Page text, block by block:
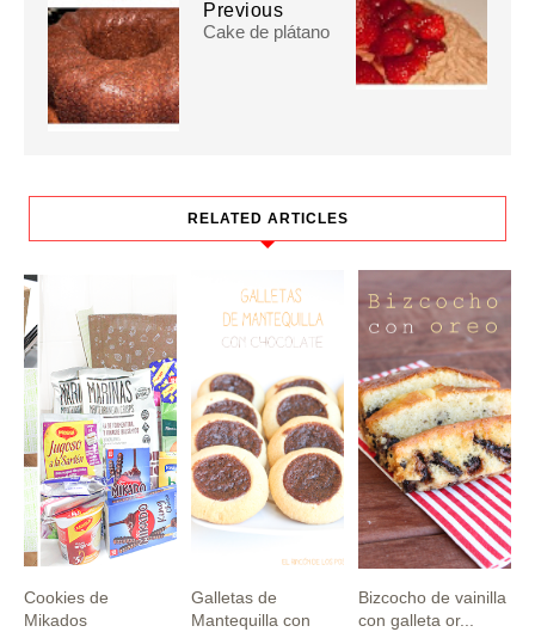
Previous
Cake de plátano
RELATED ARTICLES
Cookies de
Mikados
Galletas de
Mantequilla con
Bizcocho de vainilla
con galleta or...